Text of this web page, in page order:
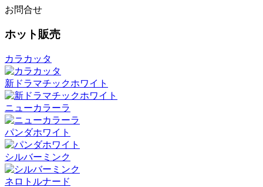
お問合せ
ホット販売
カラカッタ
新ドラマチックホワイト
ニューカラーラ
パンダホワイト
シルバーミンク
ネロトルナード